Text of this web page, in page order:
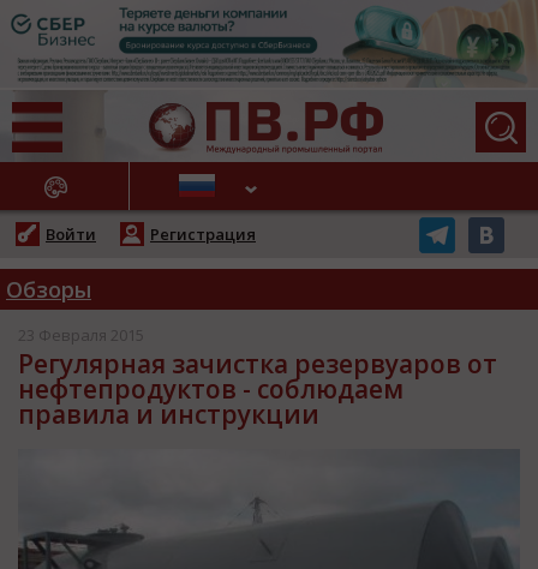
НОВОСТИ
Войти Регистрация
Обзоры
23 Февраля 2015
Регулярная зачистка резервуаров от
нефтепродуктов - соблюдаем
правила и инструкции